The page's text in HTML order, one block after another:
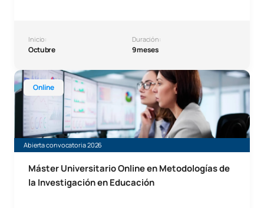
Inicio:
Octubre
Duración:
9 meses
Online
Abierta convocatoria 2026
Máster Universitario Online en Metodologías de
la Investigación en Educación
Máster Universitario Online en Metodologías de la